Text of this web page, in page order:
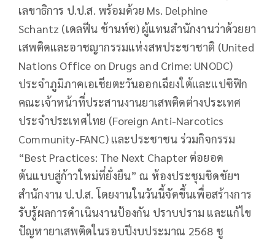
เลขาธิการ ป.ป.ส. พร้อมด้วย Ms. Delphine
Schantz (เดลฟีน ช้านท์ซ) ผู้แทนสำนักงานว่าด้วยยา
เสพติดและอาชญากรรมแห่งสหประชาชาติ (United
Nations Office on Drugs and Crime: UNODC)
ประจำภูมิภาคเอเชียตะวันออกเฉียงใต้และแปซิฟิก
คณะเจ้าหน้าที่ประสานงานยาเสพติดต่างประเทศ
ประจำประเทศไทย (Foreign Anti-Narcotics
Community-FANC) และประชาชน ร่วมกิจกรรม
“Best Practices: The Next Chapter ต่อยอด
ต้นแบบสู่ก้าวใหม่ที่ยั่งยืน” ณ ห้องประชุมชิดชัยฯ
สำนักงาน ป.ป.ส. โดยงานในวันนี้จัดขึ้นเพื่อสร้างการ
รับรู้ผลการดำเนินงานป้องกัน ปราบปราม และแก้ไข
ปัญหายาเสพติดในรอบปีงบประมาณ 2568 ชู